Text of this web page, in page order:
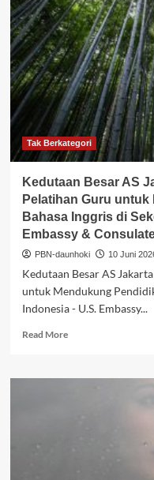
kembali
ditorehkan
Sekolah
Nanyang
Zhi
Hui!
🌟
Deretan
siswa
berbakat
berhasil
nama
sekolah
dalam
ajang
GreenMech
membuktikan
bahwa
inovasi,
keras,
Tak Berkategori
Kedutaan Besar AS
Pelatihan Guru
Bahasa Inggris di
Embassy &
PBN-daunhoki 10 Juni
Kedutaan Besar AS
untuk Mendukung
Indonesia - U.S. Embassy...
Read MoreRead
Kedutaan